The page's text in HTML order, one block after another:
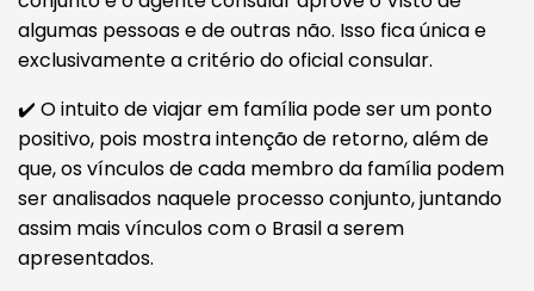
algumas pessoas e de outras não. Isso fica única e
exclusivamente a critério do oficial consular.
✔️ O intuito de viajar em família pode ser um ponto
positivo, pois mostra intenção de retorno, além de
que, os vínculos de cada membro da família podem
ser analisados naquele processo conjunto, juntando
assim mais vínculos com o Brasil a serem
apresentados.